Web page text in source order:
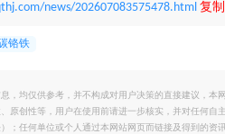
news/202607083575478.html 复
铬铁
，均仅供参考，并不构成对用户决策的直接建议，
原创性等，用户在使用前请进一步核实，并对任何
；任何单位或个人通过本网站网页而链接及得到的